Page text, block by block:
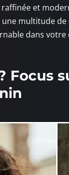
et
multitude
dans votre
Focus